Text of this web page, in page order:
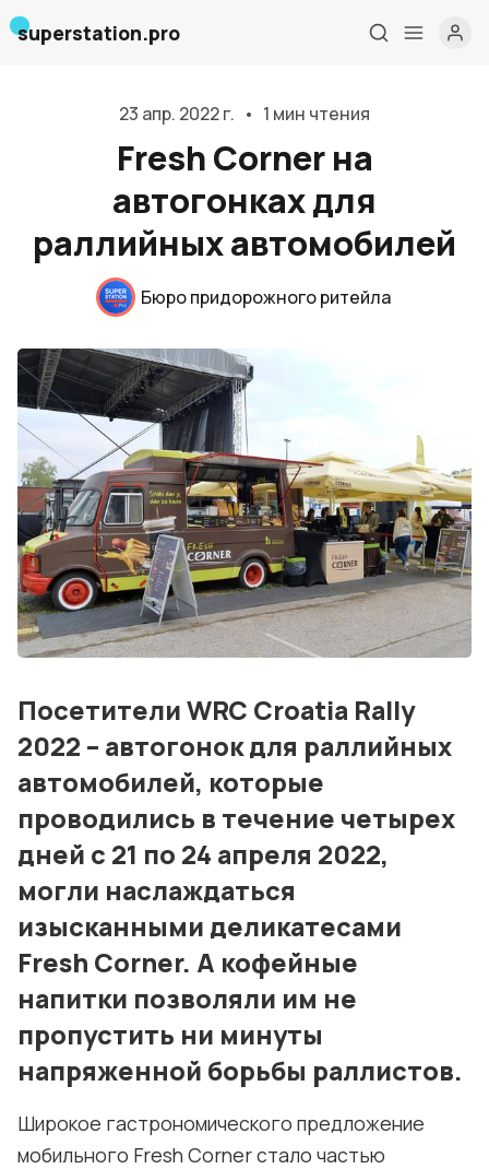
Дизайн и проектирование
Консалтинг и обучение
Блог
События
Контакты
Лучшие АЗС мира
Видео
Подписка
Политика конфиденциальности и cookie
superstation.pro
23 апр. 2022 г. • 1 мин чтения
Fresh Corner на
автогонках для
раллийных автомобилей
Бюро придорожного ритейла
Посетители WRC Croatia Rally
2022 – автогонок для раллийных
автомобилей, которые
проводились в течение четырех
дней с 21 по 24 апреля 2022,
могли наслаждаться
изысканными деликатесами
Fresh Corner. А кофейные
напитки позволяли им не
пропустить ни минуты
напряженной борьбы раллистов.
Широкое гастрономического предложение
мобильного Fresh Corner стало частью